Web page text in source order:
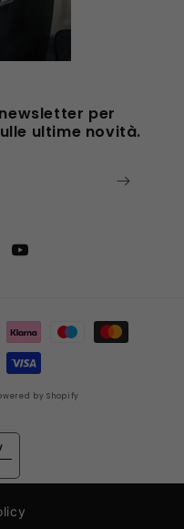
per
ultime novità.
YouTube
by Shopify